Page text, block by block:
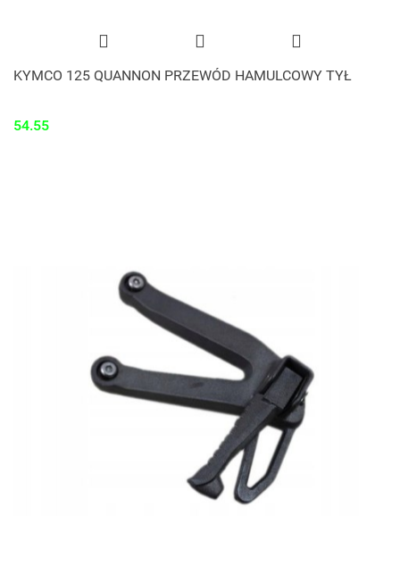
KYMCO 125 QUANNON PRZEWÓD HAMULCOWY TYŁ
54.55